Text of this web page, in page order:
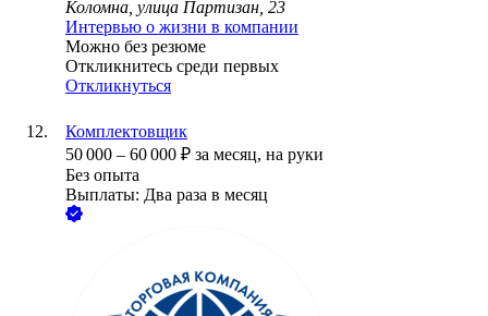
Коломна, улица Партизан, 23
Интервью о жизни в компании
Можно без резюме
Откликнитесь среди первых
Откликнуться
Комплектовщик
50 000 – 60 000 ₽ за месяц, на руки
Без опыта
Выплаты: Два раза в месяц